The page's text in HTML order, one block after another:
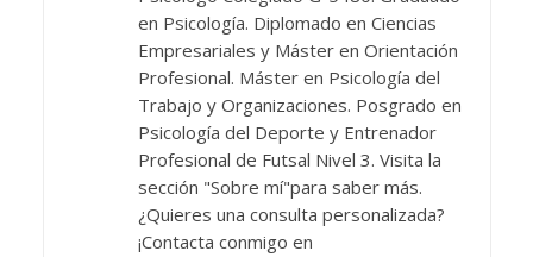
en Psicología. Diplomado en Ciencias
Empresariales y Máster en Orientación
Profesional. Máster en Psicología del
Trabajo y Organizaciones. Posgrado en
Psicología del Deporte y Entrenador
Profesional de Futsal Nivel 3. Visita la
sección "Sobre mí"para saber más.
¿Quieres una consulta personalizada?
¡Contacta conmigo en